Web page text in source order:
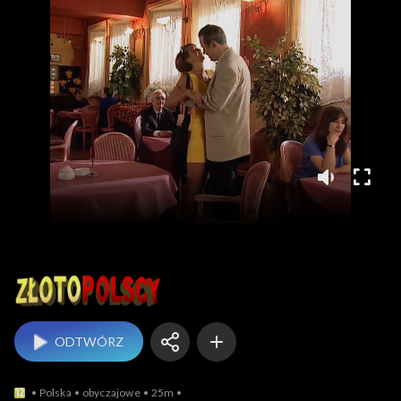
Złotopolscy
ODTWÓRZ
Polska obyczajowe
25m